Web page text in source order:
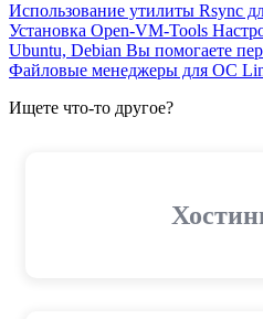
Использование утилиты Rsync
Установка Open-VM-Tools
Ubuntu, Debian Вы помогаете
Файловые менеджеры для ОС
Ищете что-то другое?